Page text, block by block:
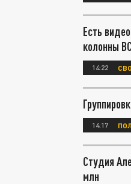
Есть
колонны
14:22 СВО
14:17
Студия
млн